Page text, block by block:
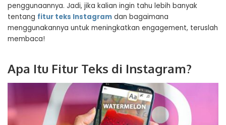
penggunaannya. Jadi, jika kalian ingin tahu lebih banyak
tentang fitur teks Instagram dan bagaimana
menggunakannya untuk meningkatkan engagement, teruslah
membaca!
Apa Itu Fitur Teks di Instagram?